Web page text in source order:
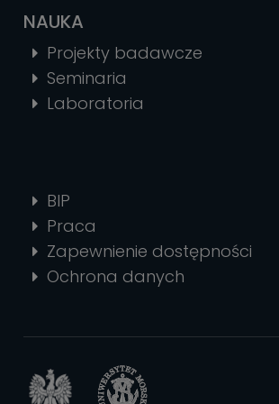
NAUKA
Projekty badawcze
Seminaria
Laboratoria
BIP
Praca
Zapewnienie dostępności
Ochrona danych